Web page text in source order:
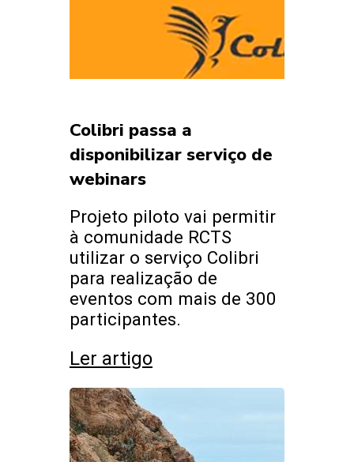
Colibri passa a
disponibilizar serviço de
webinars
Projeto piloto vai permitir
à comunidade RCTS
utilizar o serviço Colibri
para realização de
eventos com mais de 300
participantes.
Ler artigo